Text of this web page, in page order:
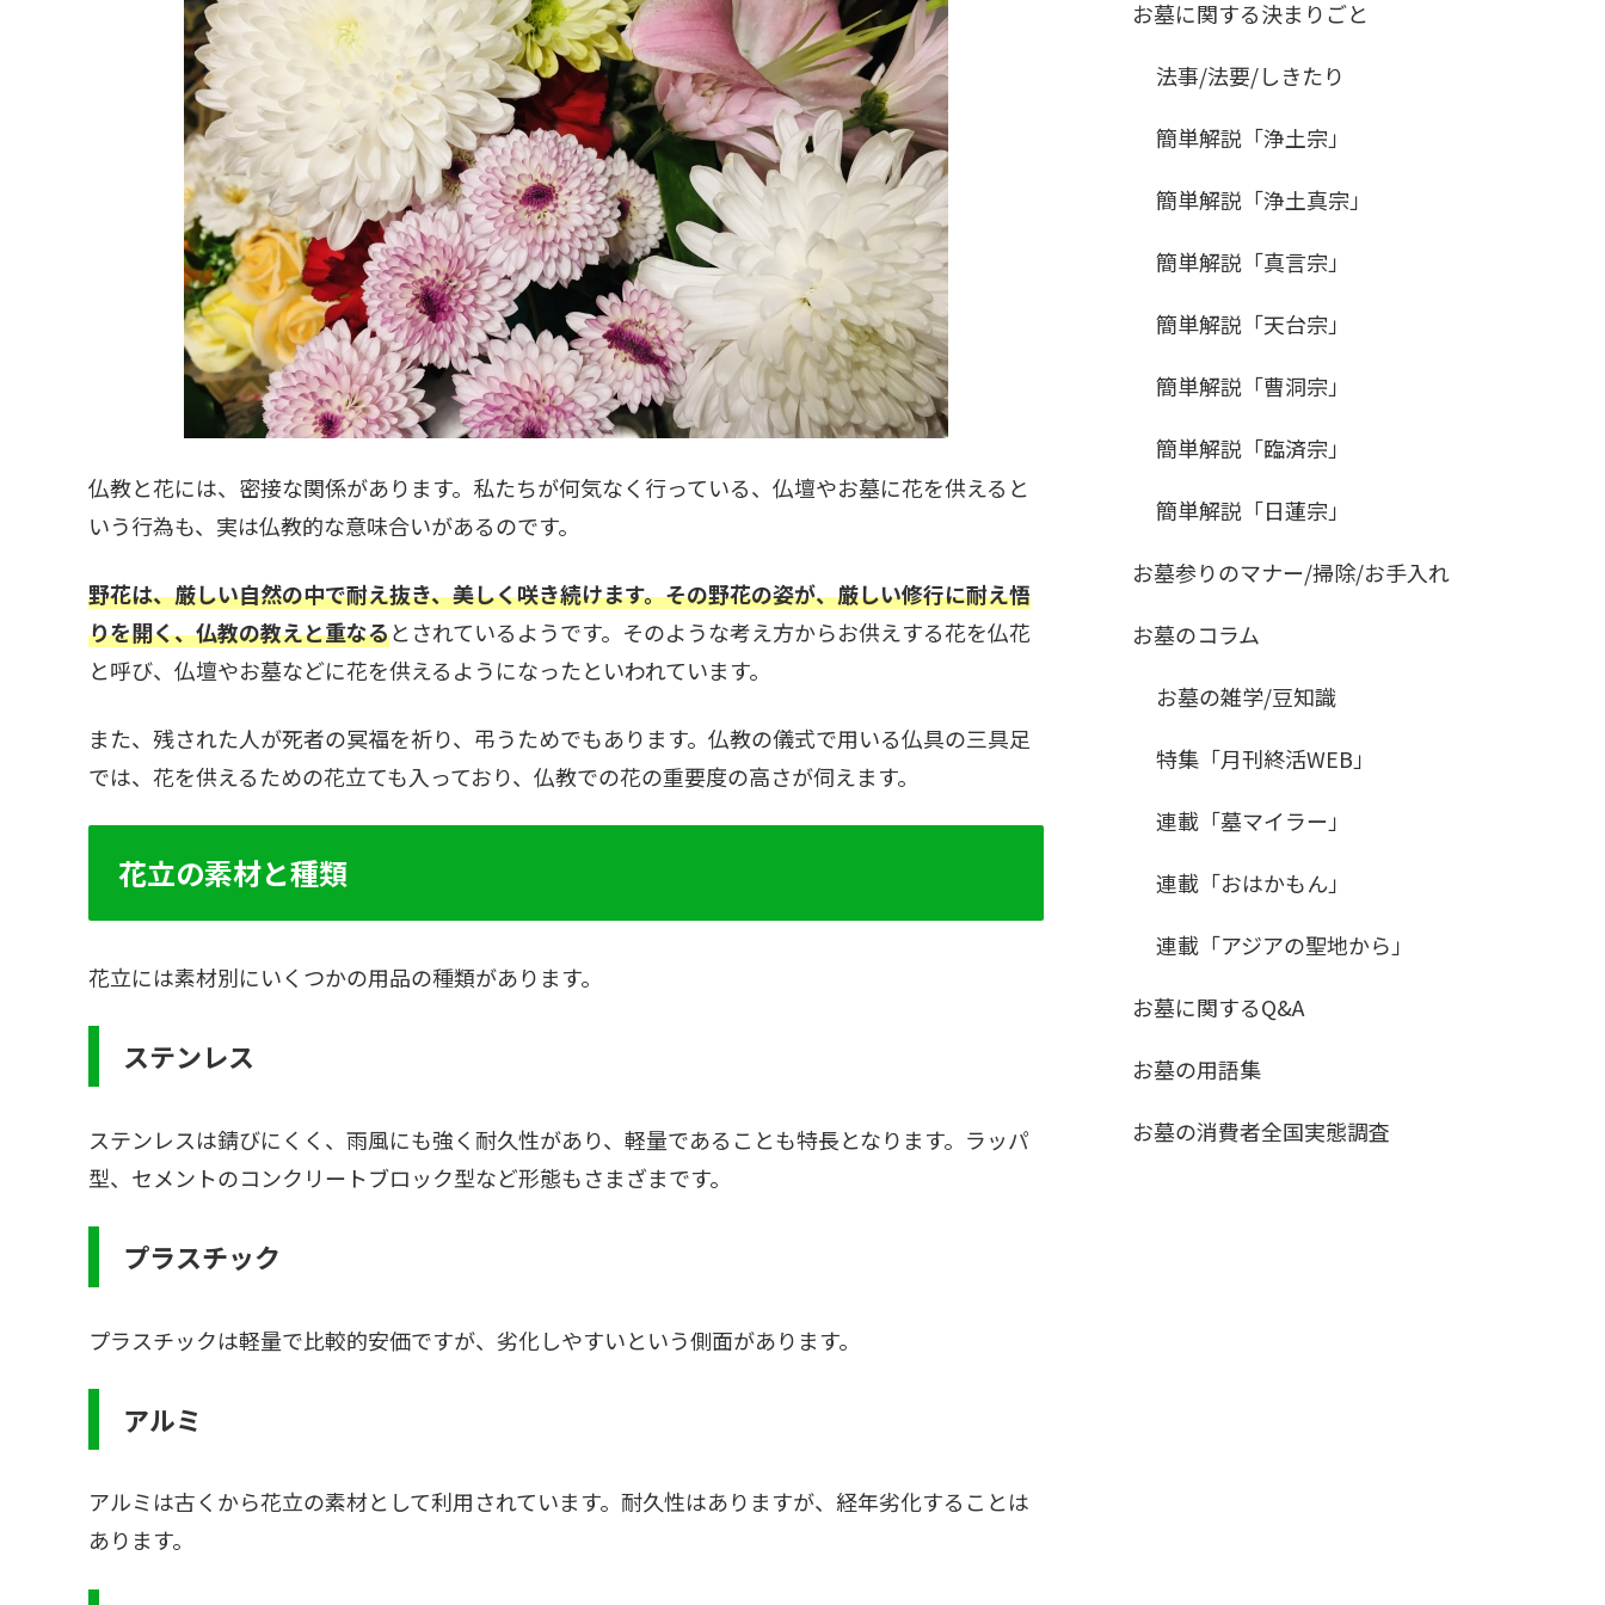
仏教と花には、密接な関係があります。私たちが何気なく行っている、仏壇やお墓に花を供えると
いう行為も、実は仏教的な意味合いがあるのです。
野花は、厳しい自然の中で耐え抜き、美しく咲き続けます。その野花の姿が、厳しい修行に耐え悟
りを開く、仏教の教えと重なるとされているようです。そのような考え方からお供えする花を仏花
と呼び、仏壇やお墓などに花を供えるようになったといわれています。
また、残された人が死者の冥福を祈り、弔うためでもあります。仏教の儀式で用いる仏具の三具足
では、花を供えるための花立ても入っており、仏教での花の重要度の高さが伺えます。
花立の素材と種類
花立には素材別にいくつかの用品の種類があります。
ステンレス
ステンレスは錆びにくく、雨風にも強く耐久性があり、軽量であることも特長となります。ラッパ
型、セメントのコンクリートブロック型など形態もさまざまです。
プラスチック
プラスチックは軽量で比較的安価ですが、劣化しやすいという側面があります。
アルミ
アルミは古くから花立の素材として利用されています。耐久性はありますが、経年劣化することは
あります。
お墓に関する決まりごと
法事/法要/しきたり
簡単解説「浄土宗」
簡単解説「浄土真宗」
簡単解説「真言宗」
簡単解説「天台宗」
簡単解説「曹洞宗」
簡単解説「臨済宗」
簡単解説「日蓮宗」
お墓参りのマナー/掃除/お手入れ
お墓のコラム
お墓の雑学/豆知識
特集「月刊終活WEB」
連載「墓マイラー」
連載「おはかもん」
連載「アジアの聖地から」
お墓に関するQ&A
お墓の用語集
お墓の消費者全国実態調査